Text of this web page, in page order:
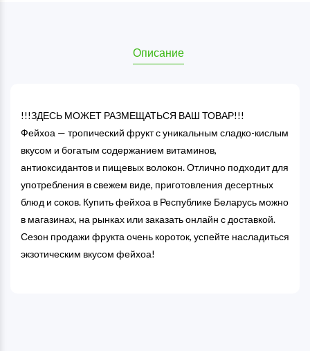
Описание
!!!ЗДЕСЬ МОЖЕТ РАЗМЕЩАТЬСЯ ВАШ ТОВАР!!!
Фейхоа — тропический фрукт с уникальным сладко-кислым
вкусом и богатым содержанием витаминов,
антиоксидантов и пищевых волокон. Отлично подходит для
употребления в свежем виде, приготовления десертных
блюд и соков. Купить фейхоа в Республике Беларусь можно
в магазинах, на рынках или заказать онлайн с доставкой.
Сезон продажи фрукта очень короток, успейте насладиться
экзотическим вкусом фейхоа!